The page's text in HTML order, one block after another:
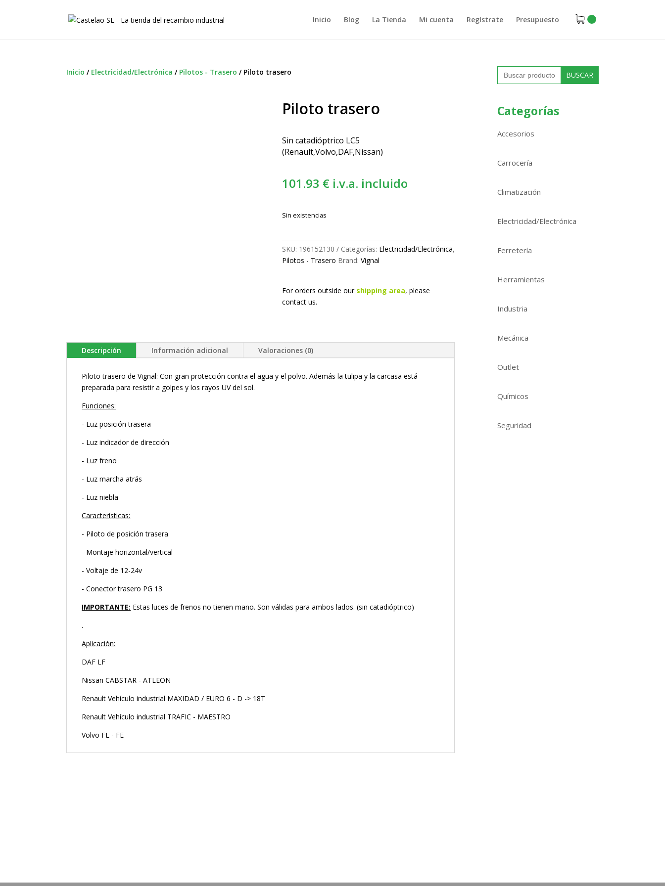
Inicio Blog La Tienda Mi cuenta Regístrate Presupuesto
Inicio / Electricidad/Electrónica / Pilotos - Trasero / Piloto trasero
Piloto trasero
Sin catadióptrico LC5
(Renault,Volvo,DAF,Nissan)
101.93 € i.v.a. incluido
Sin existencias
SKU: 196152130 Categorías: Electricidad/Electrónica,
Pilotos - Trasero Brand: Vignal
For orders outside our shipping area, please
contact us.
Descripción Información adicional Valoraciones (0)
Piloto trasero de Vignal: Con gran protección contra el agua y el polvo. Además la tulipa y la carcasa está
preparada para resistir a golpes y los rayos UV del sol.
Funciones:
- Luz posición trasera
- Luz indicador de dirección
- Luz freno
- Luz marcha atrás
- Luz niebla
Características:
- Piloto de posición trasera
- Montaje horizontal/vertical
- Voltaje de 12-24v
- Conector trasero PG 13
IMPORTANTE: Estas luces de frenos no tienen mano. Son válidas para ambos lados. (sin catadióptrico)
.
Aplicación:
DAF LF
Nissan CABSTAR - ATLEON
Renault Vehículo industrial MAXIDAD / EURO 6 - D -> 18T
Renault Vehículo industrial TRAFIC - MAESTRO
Volvo FL - FE
Buscar:
Categorías
Accesorios
Carrocería
Climatización
Electricidad/Electrónica
Ferretería
Herramientas
Industria
Mecánica
Outlet
Químicos
Seguridad